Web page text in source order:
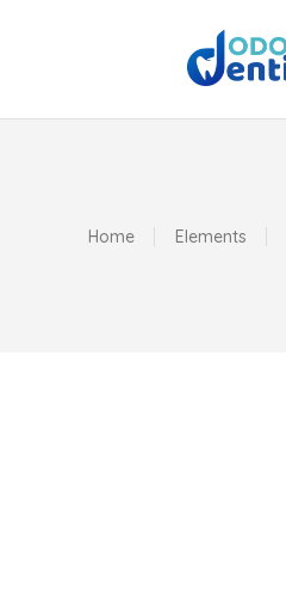
Home Elements